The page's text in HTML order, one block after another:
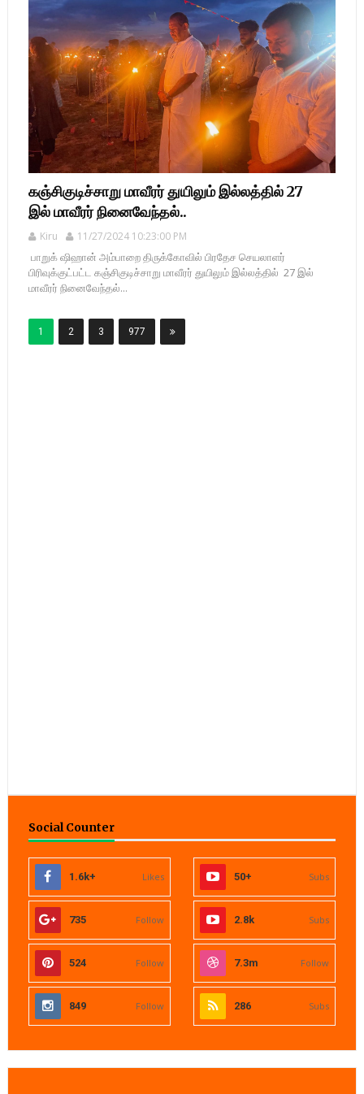
கஞ்சிகுடிச்சாறு மாவீரர் துயிலும் இல்லத்தில் 27
இல் மாவீரர் நினைவேந்தல்..
Kiru 11/27/2024 10:23:00 PM
பாறுக் ஷிஹான் அம்பாறை திருக்கோவில் பிரதேச செயலாளர்
பிரிவுக்குட்பட்ட கஞ்சிகுடிச்சாறு மாவீரர் துயிலும் இல்லத்தில் 27 இல்
மாவீரர் நினைவேந்தல்...
1 2 3 977
Social Counter
1.6k+ Likes 50+ Subs
735 Follow 2.8k Subs
524 Follow 7.3m Follow
849 Follow 286 Subs